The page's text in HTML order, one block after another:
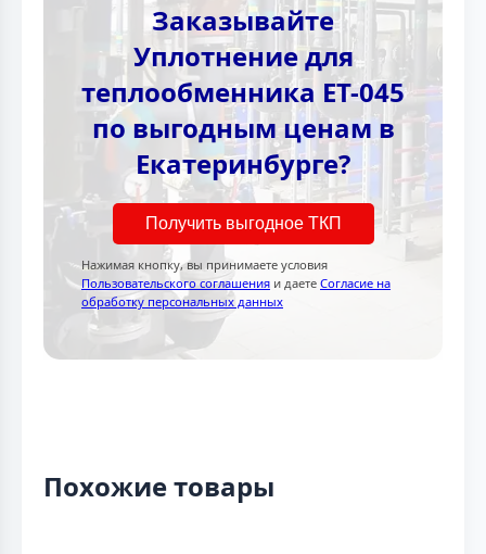
Заказывайте
Уплотнение для
теплообменника ET-045
по выгодным ценам в
Екатеринбурге?
Получить выгодное ТКП
Нажимая кнопку, вы принимаете условия
Пользовательского соглашения и даете Согласие на
обработку персональных данных
Похожие товары